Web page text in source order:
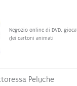
Negozio online di DVD,
dei cartoni animati
Peluche